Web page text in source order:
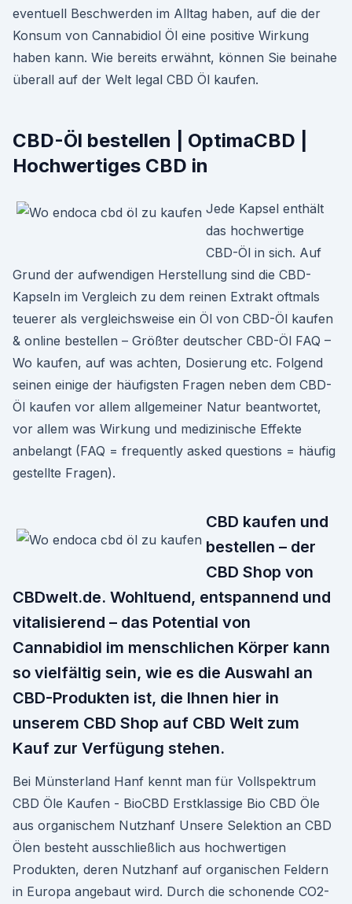
eventuell Beschwerden im Alltag haben, auf die der
Konsum von Cannabidiol Öl eine positive Wirkung
haben kann. Wie bereits erwähnt, können Sie beinahe
überall auf der Welt legal CBD Öl kaufen.
CBD-Öl bestellen | OptimaCBD |
Hochwertiges CBD in
Jede Kapsel enthält
das hochwertige
CBD-Öl in sich. Auf
Grund der aufwendigen Herstellung sind die CBD-
Kapseln im Vergleich zu dem reinen Extrakt oftmals
teuerer als vergleichsweise ein Öl von CBD-Öl kaufen
& online bestellen – Größter deutscher CBD-Öl FAQ –
Wo kaufen, auf was achten, Dosierung etc. Folgend
seinen einige der häufigsten Fragen neben dem CBD-
Öl kaufen vor allem allgemeiner Natur beantwortet,
vor allem was Wirkung und medizinische Effekte
anbelangt (FAQ = frequently asked questions = häufig
gestellte Fragen).
CBD kaufen und
bestellen – der
CBD Shop von
CBDwelt.de. Wohltuend, entspannend und
vitalisierend – das Potential von
Cannabidiol im menschlichen Körper kann
so vielfältig sein, wie es die Auswahl an
CBD-Produkten ist, die Ihnen hier in
unserem CBD Shop auf CBD Welt zum
Kauf zur Verfügung stehen.
Bei Münsterland Hanf kennt man für Vollspektrum
CBD Öle Kaufen - BioCBD Erstklassige Bio CBD Öle
aus organischem Nutzhanf Unsere Selektion an CBD
Ölen besteht ausschließlich aus hochwertigen
Produkten, deren Nutzhanf auf organischen Feldern
in Europa angebaut wird. Durch die schonende CO2-